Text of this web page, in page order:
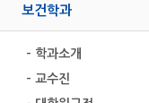
보건학과
- 학과소개
- 교수진